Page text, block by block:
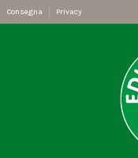
Consegna Privacy